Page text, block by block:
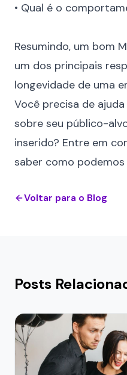
• Qual é o
Resumindo, um bom
um dos principais
longevidade de uma
Você precisa de
sobre seu público-
inserido? Entre em
saber como podemos
Voltar para o Blog
Posts